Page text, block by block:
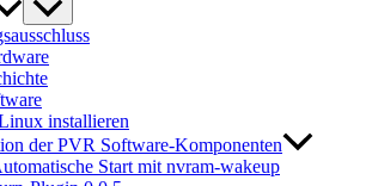
installieren
der PVR Software-Komponenten
Start mit nvram-wakeup